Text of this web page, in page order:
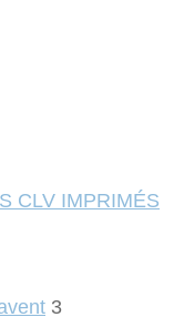
CLV IMPRIMÉS
3